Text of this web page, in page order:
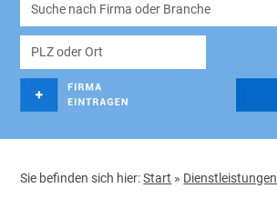
Sie befinden sich hier:Start » Dienstleistungen